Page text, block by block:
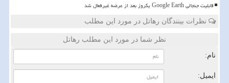
قابلیت جنجالی Google Earth یکروز بعد از عرضه غیرفعال شد
نظرات بینندگان رهاتل در مورد این مطلب
نظر شما در مورد این مطلب رهاتل
نام:
ایمیل: